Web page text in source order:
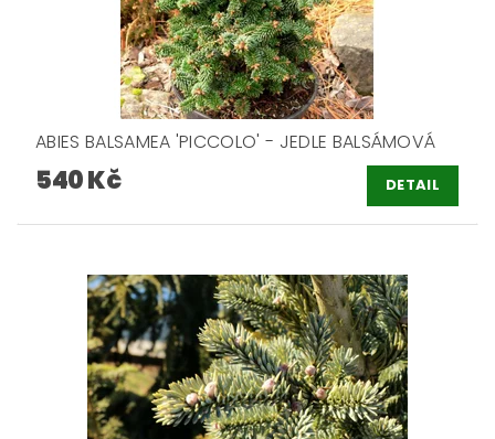
ABIES BALSAMEA 'PICCOLO' - JEDLE BALSÁMOVÁ
540 Kč DETAIL